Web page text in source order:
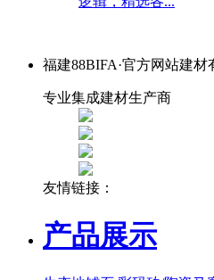
福建88BIFA·官方网站建材
专业集成建材生产商
友情链接：
产品展示